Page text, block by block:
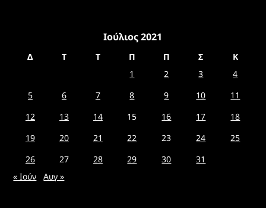
Ιούλιος 2021
Δ Τ Τ Π Π Σ
Κ
1
2 3
4
5
6 7 8 9 10
11
12
13 14 15 16 17
18
19
20 21 22 23 24
25
26
27 28 29 30
31
« Ιούν
Αυγ »